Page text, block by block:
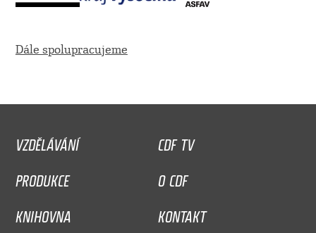
Dále spolupracujeme
VZDĚLÁVÁNÍ
CDF TV
PRODUKCE
O CDF
KNIHOVNA
KONTAKT